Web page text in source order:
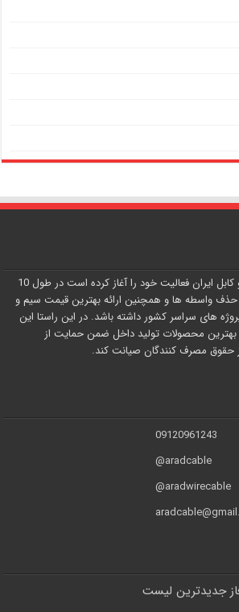
آراد کابل که با نام بازار سیم و کابل ایران فعالیت خود را آغاز کرده است در طول 10
واسطه ها و همچنین ارائه بهترین قیمت سیم و
های سراسر کشور داشته باشد. در این راستا این
بهترین محصولات تولید داخل ضمن حمایت از
حقوق مصرف کنندگان صیانت کند.
09120961243
@aradcable
@aradwirecable
جدیدترین لیست